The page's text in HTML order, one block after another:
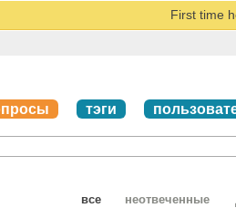
First time
тэги
все неотвеченные